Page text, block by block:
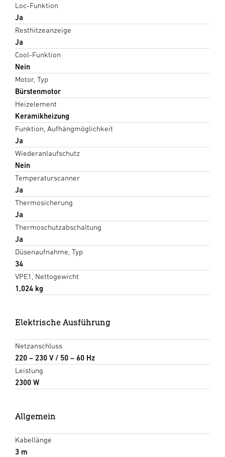
Loc-Funktion
Ja
Resthitzeanzeige
Ja
Cool-Funktion
Nein
Motor, Typ
Bürstenmotor
Heizelement
Keramikheizung
Funktion, Aufhängmöglichkeit
Ja
Wiederanlaufschutz
Nein
Temperaturscanner
Ja
Thermosicherung
Ja
Thermoschutzabschaltung
Ja
Düsenaufnahme, Typ
34
VPE1, Nettogewicht
1,024 kg
Elektrische Ausführung
Netzanschluss
220 – 230 V / 50 – 60 Hz
Leistung
2300 W
Allgemein
Kabellänge
3 m